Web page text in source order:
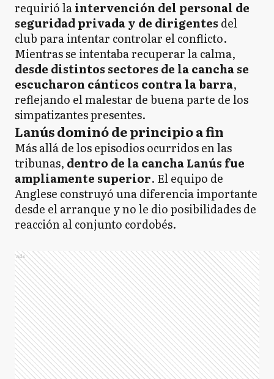
requirió laintervención del personal de
seguridad privada y de dirigentes del
club para intentar controlar el conflicto.
Mientras se intentaba recuperar la calma,
desde distintos sectores de la cancha se
escucharon cánticos contra la barra,
reflejando el malestar de buena parte de los
simpatizantes presentes.
Lanús dominó de principio a fin
Más allá de los episodios ocurridos en las
tribunas, dentro de la cancha Lanús fue
ampliamente superior. El equipo de
Anglese construyó una diferencia importante
desde el arranque y no le dio posibilidades de
reacción al conjunto cordobés.
Ads